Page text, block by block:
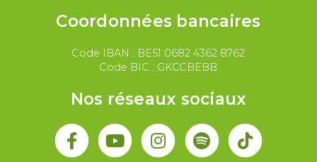
Coordonnées bancaires
Code IBAN : BE51 0682 4362 8762
Code BIC : GKCCBEBB
Nos réseaux sociaux